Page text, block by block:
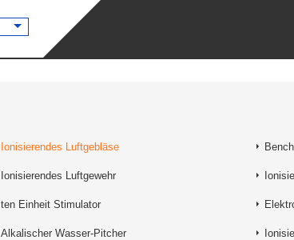
Ionisierendes Luftgebläse
Ionisierendes Luftgewehr
ten Einheit Stimulator
Alkalischer Wasser-Pitcher